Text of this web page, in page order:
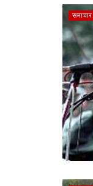
समाचार